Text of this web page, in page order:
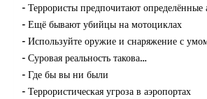
Террористы предпочитают определённые
Ещё бывают убийцы на мотоциклах
Используйте оружие и снаряжение с
Суровая реальность такова…
Где бы вы ни были
Террористическая угроза в аэропортах